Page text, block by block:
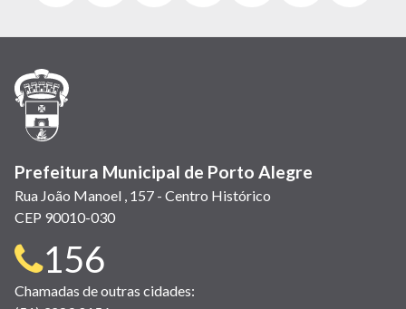
em
janela)
em
em
(link
em
em
em
Prefeitura Municipal de Porto Alegre
Rua João Manoel , 157 - Centro Histórico
CEP 90010-030
Telefone
para
156
Chamadas de outras cidades: